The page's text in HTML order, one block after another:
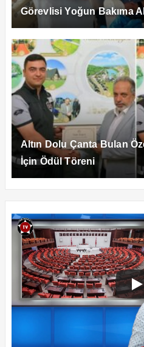
Görevlisi Yoğun Bakıma
Altın Dolu Çanta Bulan
İçin Ödül Töreni